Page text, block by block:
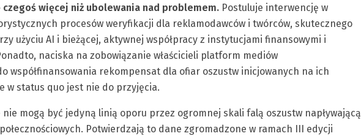
więcej niż ubolewania nad problemem. Postuluje interwencję w
procesów weryfikacji dla reklamodawców i twórców, skutecznego
użyciu AI i bieżącej, aktywnej współpracy z instytucjami finansowymi i
naciska na zobowiązanie właścicieli platform mediów
współfinansowania rekompensat dla ofiar oszustw inicjowanych na ich
w status quo jest nie do przyjęcia.
mogą być jedyną linią oporu przez ogromnej skali falą oszustw napływającą
Potwierdzają to dane zgromadzone w ramach III edycji